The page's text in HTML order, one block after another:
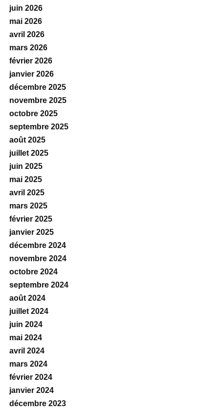
juin 2026
mai 2026
avril 2026
mars 2026
février 2026
janvier 2026
décembre 2025
novembre 2025
octobre 2025
septembre 2025
août 2025
juillet 2025
juin 2025
mai 2025
avril 2025
mars 2025
février 2025
janvier 2025
décembre 2024
novembre 2024
octobre 2024
septembre 2024
août 2024
juillet 2024
juin 2024
mai 2024
avril 2024
mars 2024
février 2024
janvier 2024
décembre 2023